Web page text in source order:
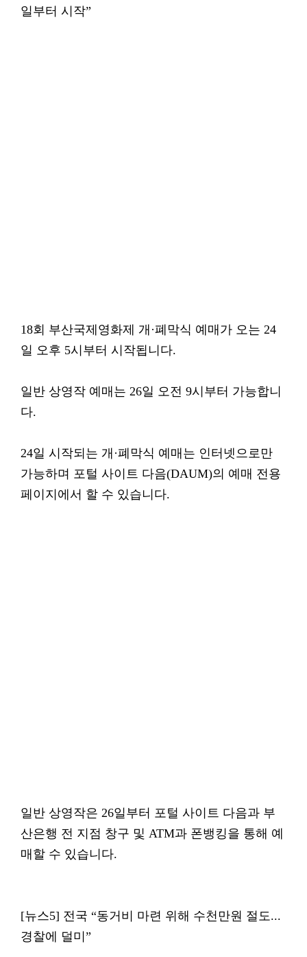
일부터 시작”
18회 부산국제영화제 개·폐막식 예매가 오는 24
일 오후 5시부터 시작됩니다.
일반 상영작 예매는 26일 오전 9시부터 가능합니
다.
24일 시작되는 개·폐막식 예매는 인터넷으로만
가능하며 포털 사이트 다음(DAUM)의 예매 전용
페이지에서 할 수 있습니다.
일반 상영작은 26일부터 포털 사이트 다음과 부
산은행 전 지점 창구 및 ATM과 폰뱅킹을 통해 예
매할 수 있습니다.
[뉴스5] 전국 “동거비 마련 위해 수천만원 절도...
경찰에 덜미”